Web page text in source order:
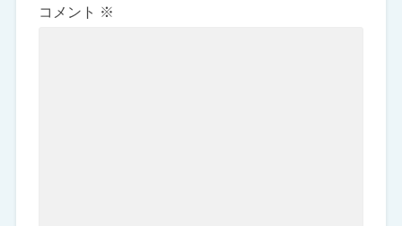
コメント ※